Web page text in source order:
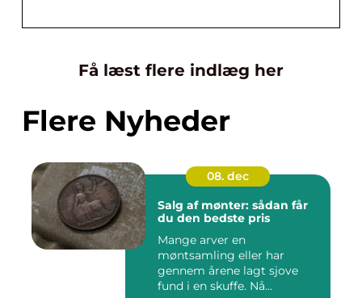
Få læst flere indlæg her
Flere Nyheder
08. dec
Salg af mønter: sådan får
du den bedste pris
Mange arver en
møntsamling eller har
gennem årene lagt sjove
fund i en skuffe. Nå...